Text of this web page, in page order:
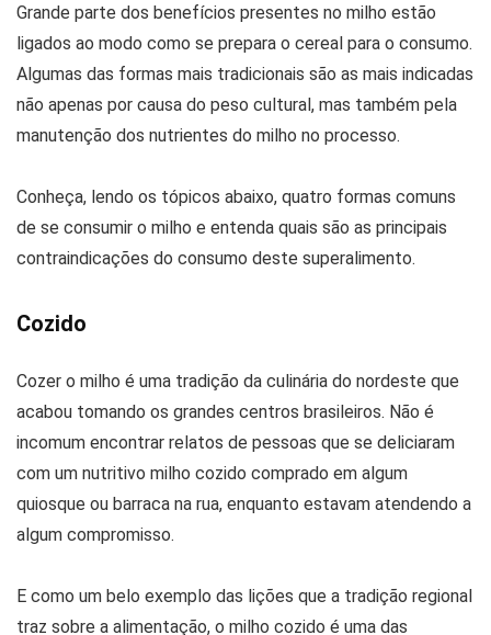
Grande parte dos benefícios presentes no milho estão
ligados ao modo como se prepara o cereal para o consumo.
Algumas das formas mais tradicionais são as mais indicadas
não apenas por causa do peso cultural, mas também pela
manutenção dos nutrientes do milho no processo.
Conheça, lendo os tópicos abaixo, quatro formas comuns
de se consumir o milho e entenda quais são as principais
contraindicações do consumo deste superalimento.
Cozido
Cozer o milho é uma tradição da culinária do nordeste que
acabou tomando os grandes centros brasileiros. Não é
incomum encontrar relatos de pessoas que se deliciaram
com um nutritivo milho cozido comprado em algum
quiosque ou barraca na rua, enquanto estavam atendendo a
algum compromisso.
E como um belo exemplo das lições que a tradição regional
traz sobre a alimentação, o milho cozido é uma das